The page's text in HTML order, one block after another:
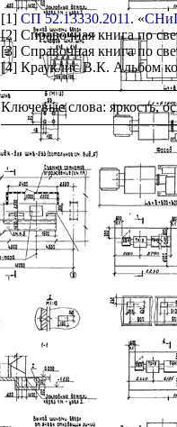
[1] СП 52.13330.2011 . «
[2] Справочная книга по
[3] Справочная книга по
[4] Крауклис В.К. Альбом
Ключевые слова: яркость,